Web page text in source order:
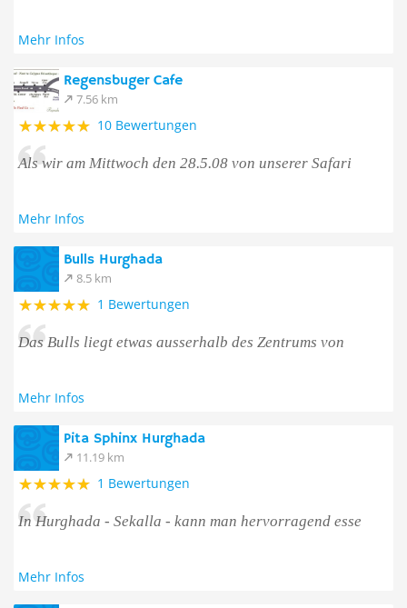
Mehr Infos
Regensbuger Cafe
7.56 km
10 Bewertungen
Als wir am Mittwoch den 28.5.08 von unserer Safari
Mehr Infos
Bulls Hurghada
8.5 km
1 Bewertungen
Das Bulls liegt etwas ausserhalb des Zentrums von
Mehr Infos
Pita Sphinx Hurghada
11.19 km
1 Bewertungen
In Hurghada - Sekalla - kann man hervorragend esse
Mehr Infos